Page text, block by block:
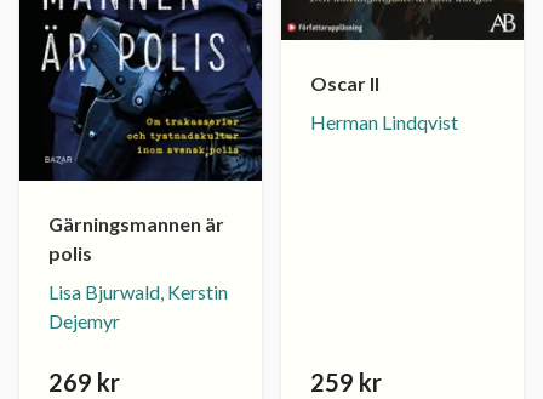
Gärningsmannen är
polis
Lisa Bjurwald, Kerstin
Dejemyr
269 kr
Oscar II
Herman Lindqvist
259 kr